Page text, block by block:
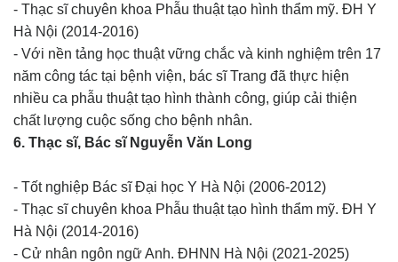
- Thạc sĩ chuyên khoa Phẫu thuật tạo hình thẩm mỹ. ĐH Y
Hà Nội (2014-2016)
- Với nền tảng học thuật vững chắc và kinh nghiệm trên 17
năm công tác tại bệnh viện, bác sĩ Trang đã thực hiện
nhiều ca phẫu thuật tạo hình thành công, giúp cải thiện
chất lượng cuộc sống cho bệnh nhân.
6. Thạc sĩ, Bác sĩ Nguyễn Văn Long
- Tốt nghiệp Bác sĩ Đại học Y Hà Nội (2006-2012)
- Thạc sĩ chuyên khoa Phẫu thuật tạo hình thẩm mỹ. ĐH Y
Hà Nội (2014-2016)
- Cử nhân ngôn ngữ Anh. ĐHNN Hà Nội (2021-2025)